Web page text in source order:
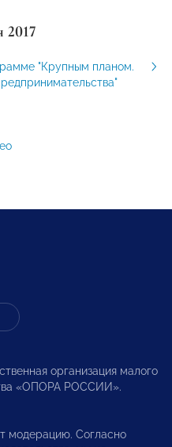
"Крупным планом.
организация малого
«ОПОРА РОССИИ».
модерацию. Согласно